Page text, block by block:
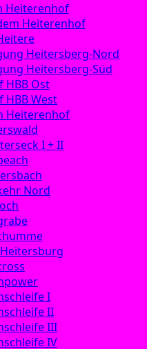
Heiterenhof
Heiterenhof
Heitersberg-Nord
Heitersberg-Süd
HBB Ost
HBB West
Heiterenhof
I + II
Nord
I
II
III
IV